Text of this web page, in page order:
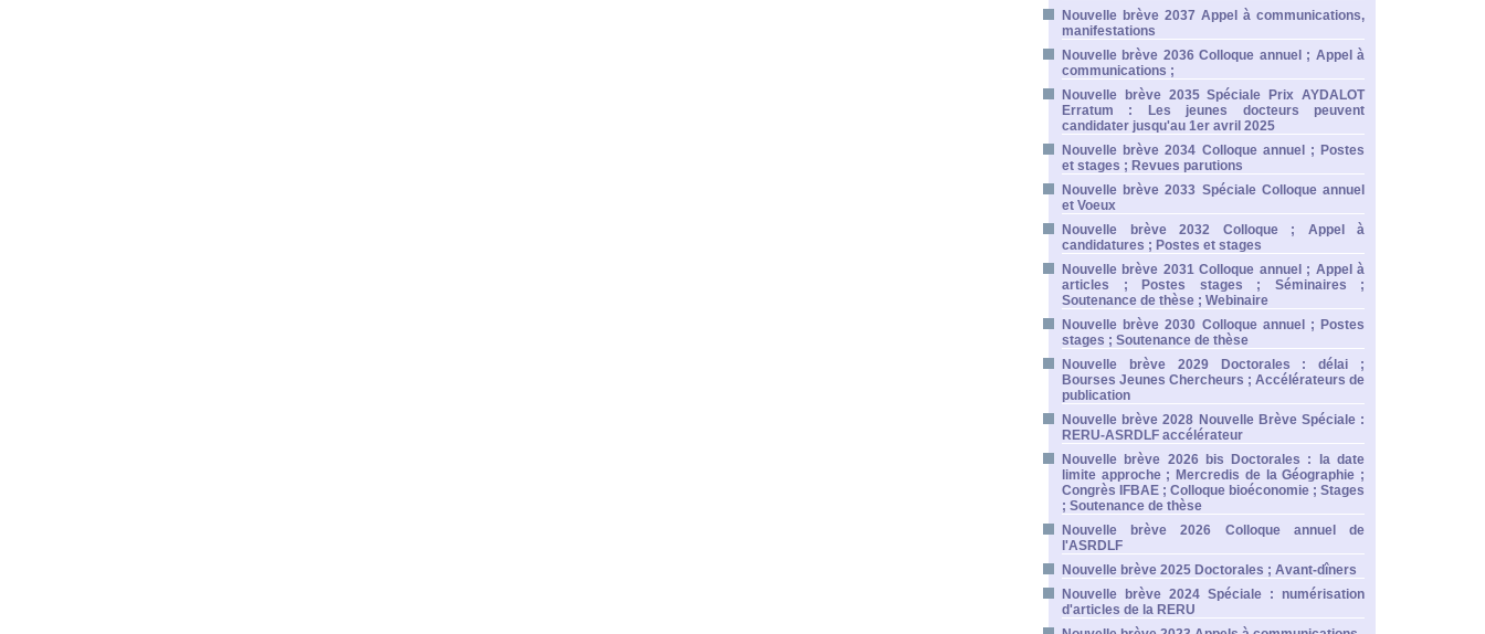
Nouvelle brève 2037 Appel à communications,
manifestations
Nouvelle brève 2036 Colloque annuel ; Appel à
communications ;
Nouvelle brève 2035 Spéciale Prix AYDALOT
Erratum : Les jeunes docteurs peuvent
candidater jusqu'au 1er avril 2025
Nouvelle brève 2034 Colloque annuel ; Postes
et stages ; Revues parutions
Nouvelle brève 2033 Spéciale Colloque annuel
et Voeux
Nouvelle brève 2032 Colloque ; Appel à
candidatures ; Postes et stages
Nouvelle brève 2031 Colloque annuel ; Appel à
articles ; Postes stages ; Séminaires ;
Soutenance de thèse ; Webinaire
Nouvelle brève 2030 Colloque annuel ; Postes
stages ; Soutenance de thèse
Nouvelle brève 2029 Doctorales : délai ;
Bourses Jeunes Chercheurs ; Accélérateurs de
publication
Nouvelle brève 2028 Nouvelle Brève Spéciale :
RERU-ASRDLF accélérateur
Nouvelle brève 2026 bis Doctorales : la date
limite approche ; Mercredis de la Géographie ;
Congrès IFBAE ; Colloque bioéconomie ; Stages
; Soutenance de thèse
Nouvelle brève 2026 Colloque annuel de
l'ASRDLF
Nouvelle brève 2025 Doctorales ; Avant-dîners
Nouvelle brève 2024 Spéciale : numérisation
d'articles de la RERU